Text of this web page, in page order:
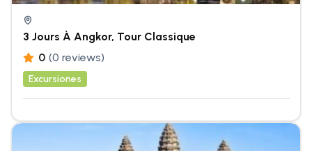
3 Jours À Angkor, Tour Classique
0 (0 reviews)
Excursiones